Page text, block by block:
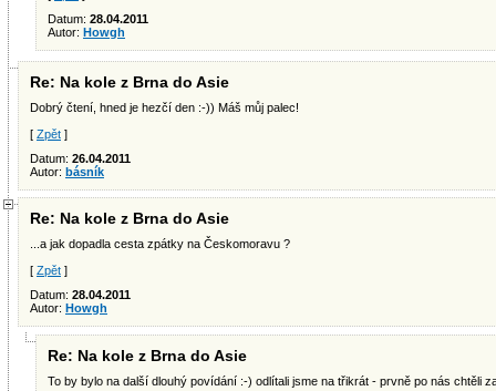
Datum: 28.04.2011
Autor: Howgh
Re: Na kole z Brna do Asie
Dobrý čtení, hned je hezčí den :-)) Máš můj palec!
[ Zpět ]
Datum: 26.04.2011
Autor: básník
Re: Na kole z Brna do Asie
...a jak dopadla cesta zpátky na Českomoravu ?
[ Zpět ]
Datum: 28.04.2011
Autor: Howgh
Re: Na kole z Brna do Asie
To by bylo na další dlouhý povídání :-) odlítali jsme na třikrát - prvně po nás chtěli